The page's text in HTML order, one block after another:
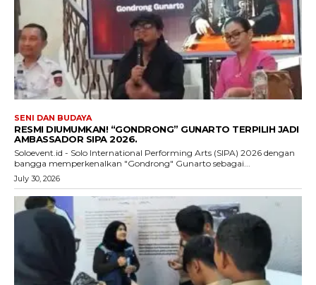
SENI DAN BUDAYA
RESMI DIUMUMKAN! “GONDRONG” GUNARTO TERPILIH JADI
AMBASSADOR SIPA 2026.
Soloevent.id - Solo International Performing Arts (SIPA) 2026 dengan
bangga memperkenalkan "Gondrong" Gunarto sebagai...
July 30, 2026